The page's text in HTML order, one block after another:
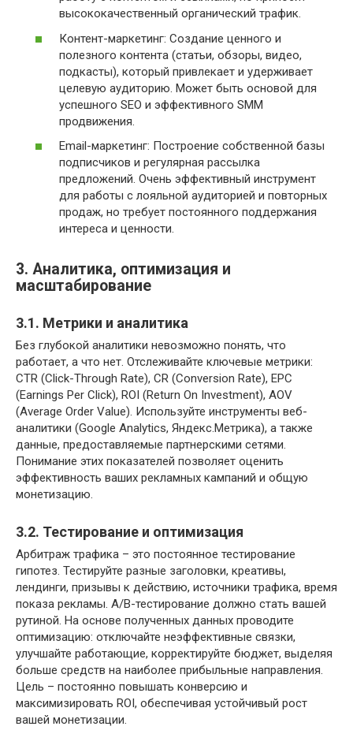
высококачественный органический трафик.
Контент-маркетинг: Создание ценного и
полезного контента (статьи, обзоры, видео,
подкасты), который привлекает и удерживает
целевую аудиторию. Может быть основой для
успешного SEO и эффективного SMM
продвижения.
Email-маркетинг: Построение собственной базы
подписчиков и регулярная рассылка
предложений. Очень эффективный инструмент
для работы с лояльной аудиторией и повторных
продаж, но требует постоянного поддержания
интереса и ценности.
3. Аналитика, оптимизация и
масштабирование
3.1. Метрики и аналитика
Без глубокой аналитики невозможно понять, что
работает, а что нет. Отслеживайте ключевые метрики:
CTR (Click-Through Rate), CR (Conversion Rate), EPC
(Earnings Per Click), ROI (Return On Investment), AOV
(Average Order Value). Используйте инструменты веб-
аналитики (Google Analytics, Яндекс.Метрика), а также
данные, предоставляемые партнерскими сетями.
Понимание этих показателей позволяет оценить
эффективность ваших рекламных кампаний и общую
монетизацию.
3.2. Тестирование и оптимизация
Арбитраж трафика – это постоянное тестирование
гипотез. Тестируйте разные заголовки, креативы,
лендинги, призывы к действию, источники трафика, время
показа рекламы. A/B-тестирование должно стать вашей
рутиной. На основе полученных данных проводите
оптимизацию: отключайте неэффективные связки,
улучшайте работающие, корректируйте бюджет, выделяя
больше средств на наиболее прибыльные направления.
Цель – постоянно повышать конверсию и
максимизировать ROI, обеспечивая устойчивый рост
вашей монетизации.